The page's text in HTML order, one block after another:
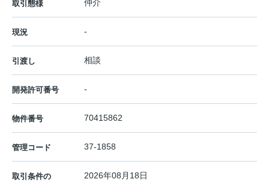
取引態様 仲介
現況 -
引渡し 相談
開発許可番号 -
物件番号 70415862
管理コード 37-1858
取引条件の
2026年08月18日